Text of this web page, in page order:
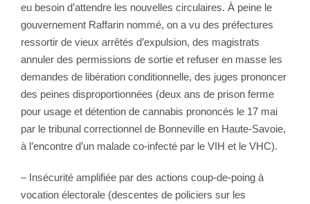
eu besoin d’attendre les nouvelles circulaires. À peine le
gouvernement Raffarin nommé, on a vu des préfectures
ressortir de vieux arrêtés d’expulsion, des magistrats
annuler des permissions de sortie et refuser en masse les
demandes de libération conditionnelle, des juges prononcer
des peines disproportionnées (deux ans de prison ferme
pour usage et détention de cannabis prononcés le 17 mai
par le tribunal correctionnel de Bonneville en Haute-Savoie,
à l’encontre d’un malade co-infecté par le VIH et le VHC).
– Insécurité amplifiée par des actions coup-de-poing à
vocation électorale (descentes de policiers sur les